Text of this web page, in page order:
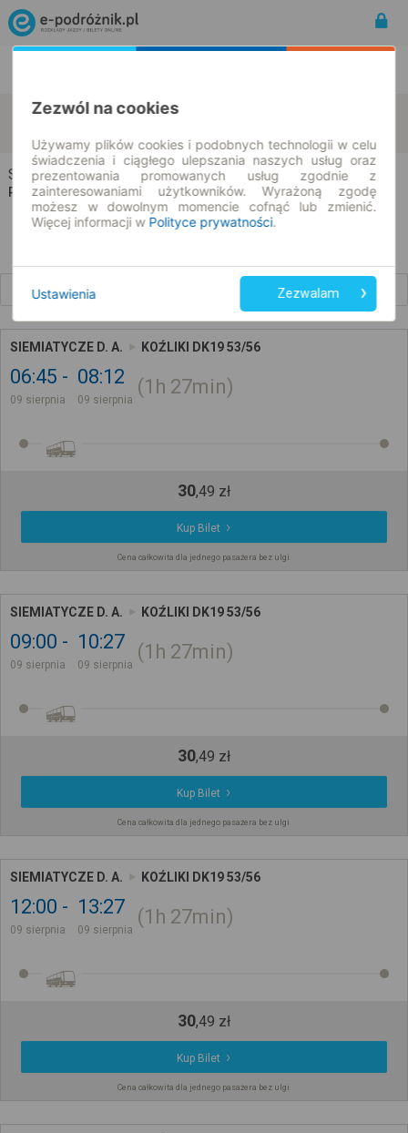
Siemiatycze Koźliki
Siemiatycze → Koźliki
Rozkład jazdy i bilety
SIEMIATYCZE D. A. KOŹLIKI DK19 53/56
06:45
09 sierpnia
08:12
09 sierpnia
1h 27min
30,49 zł
Kup Bilet
Cena całkowita dla jednego pasażera bez ulgi
SIEMIATYCZE D. A. KOŹLIKI DK19 53/56
09:00
09 sierpnia
10:27
09 sierpnia
1h 27min
30,49 zł
Kup Bilet
Cena całkowita dla jednego pasażera bez ulgi
SIEMIATYCZE D. A. KOŹLIKI DK19 53/56
12:00
09 sierpnia
13:27
09 sierpnia
1h 27min
30,49 zł
Kup Bilet
Cena całkowita dla jednego pasażera bez ulgi
Zezwól na cookies
Używamy plików cookies i podobnych technologii w celu
świadczenia i ciągłego ulepszania naszych usług oraz
prezentowania promowanych usług zgodnie z
zainteresowaniami użytkowników. Wyrażoną zgodę
możesz w dowolnym momencie cofnąć lub zmienić.
Więcej informacji w Polityce prywatności.
Ustawienia Zezwalam